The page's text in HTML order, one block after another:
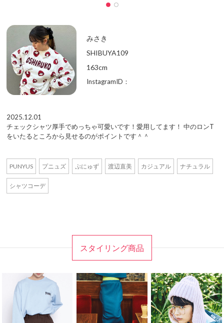
みさき
SHIBUYA109
163cm
InstagramID：
2025.12.01
チェックシャツ厚手でめっちゃ可愛いです！愛用してます！ 中のロンT
をいたるところから見せるのがポイントです＾＾
PUNYUS プニュズ ぷにゅず 渡辺直美 カジュアル ナチュラル
シャツコーデ
スタイリング商品